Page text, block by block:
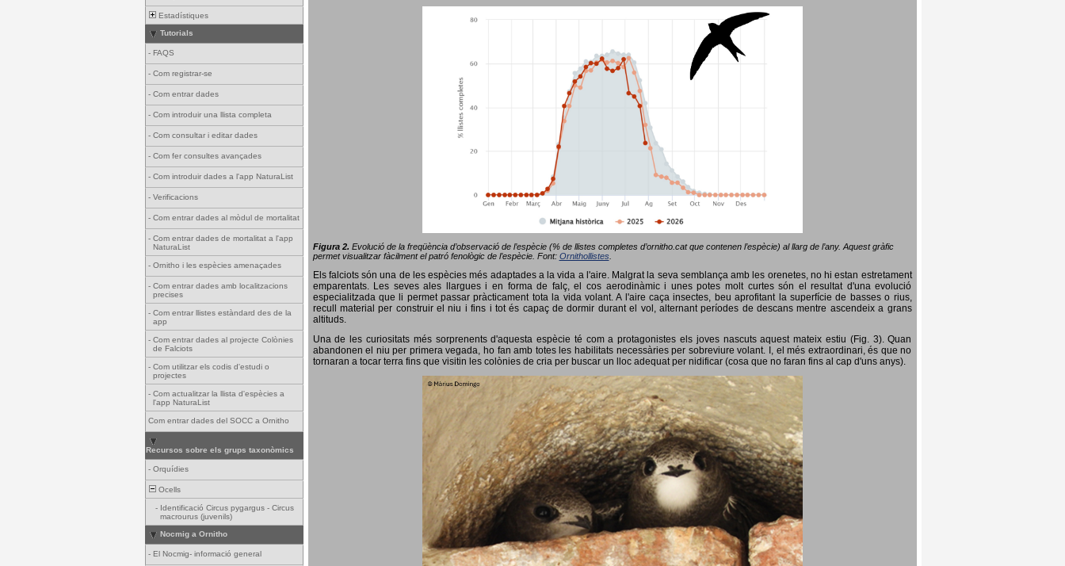
Estadístiques
Tutorials
- FAQS
- Com registrar-se
- Com entrar dades
- Com introduir una llista completa
- Com consultar i editar dades
- Com fer consultes avançades
- Com introduir dades a l'app NaturaList
- Verificacions
- Com entrar dades al mòdul de mortalitat
- Com entrar dades de mortalitat a l'app
NaturaList
- Ornitho i les espècies amenaçades
- Com entrar dades amb localitzacions
precises
- Com entrar llistes estàndard des de la
app
- Com entrar dades al projecte Colònies
de Falciots
- Com utilitzar els codis d'estudi o
projectes
- Com actualitzar la llista d'espècies a
l'app NaturaList
Com entrar dades del SOCC a Ornitho
Recursos sobre els grups taxonòmics
- Orquídies
Ocells
- Identificació Circus pygargus - Circus
macrourus (juvenils)
Nocmig a Ornitho
- El Nocmig- informació general
Figura 2. Evolució de la freqüència d’observació de l’espècie (% de llistes completes d’ornitho.cat que contenen l’espècie) al llarg de l’any. Aquest gràfic
permet visualitzar fàcilment el patró fenològic de l’espècie. Font: Ornithollistes.
Els falciots són una de les espècies més adaptades a la vida a l'aire. Malgrat la seva semblança amb les orenetes, no hi estan estretament
emparentats. Les seves ales llargues i en forma de falç, el cos aerodinàmic i unes potes molt curtes són el resultat d'una evolució
especialitzada que li permet passar pràcticament tota la vida volant. A l'aire caça insectes, beu aprofitant la superfície de basses o rius,
recull material per construir el niu i fins i tot és capaç de dormir durant el vol, alternant períodes de descans mentre ascendeix a grans
altituds.
Una de les curiositats més sorprenents d'aquesta espècie té com a protagonistes els joves nascuts aquest mateix estiu (Fig. 3). Quan
abandonen el niu per primera vegada, ho fan amb totes les habilitats necessàries per sobreviure volant. I, el més extraordinari, és que no
tornaran a tocar terra fins que visitin les colònies de cria per buscar un lloc adequat per nidificar (cosa que no faran fins al cap d'uns anys).